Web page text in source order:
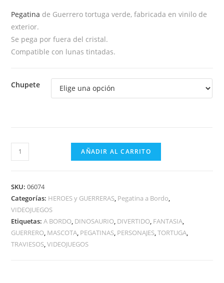
Pegatina de Guerrero tortuga verde, fabricada en vinilo de
exterior.
Se pega por fuera del cristal.
Compatible con lunas tintadas.
Chupete
GUERRERO
TORTUGA
A
BORDO
cantidad
AÑADIR AL CARRITO
SKU:06074
Categorías: HEROES y GUERRERAS, Pegatina a Bordo,
VIDEOJUEGOS
Etiquetas:A BORDO, DINOSAURIO, DIVERTIDO, FANTASIA,
GUERRERO, MASCOTA, PEGATINAS, PERSONAJES,TORTUGA,
TRAVIESOS,VIDEOJUEGOS